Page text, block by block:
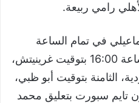
رامي ربيعة.
في تمام الساعة
19:00 بالتوقيت المحلي، الساعة 16:00 بتوقيت غرينيتش،
الثامنة بتوقيت أبو ظبي،
تايم سبورت بتعليق محمد